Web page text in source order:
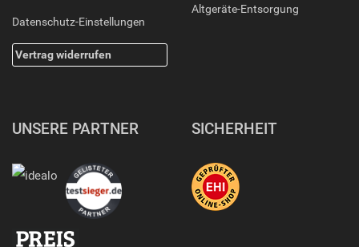
Datenschutz-Einstellungen
Vertrag widerrufen
Altgeräte-Entsorgung
UNSERE PARTNER SICHERHEIT